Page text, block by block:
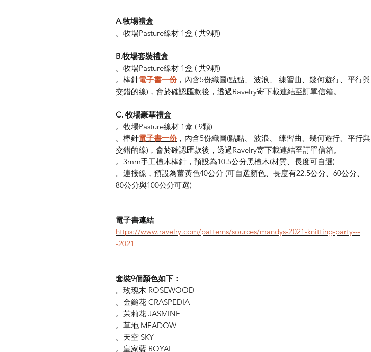
A.牧場禮盒
。牧場Pasture線材 1盒 ( 共9顆)
B.牧場套裝禮盒
。牧場Pasture線材 1盒 ( 共9顆)
。棒針電子書一份，內含5份織圖(點點、 波浪、 練習曲、幾何遊行、平行與
交錯的線)，會於確認匯款後，透過Ravelry寄下載連結至訂單信箱。
C. 牧場豪華禮盒
。牧場Pasture線材 1盒 ( 9顆)
。棒針電子書一份，內含5份織圖(點點、 波浪、 練習曲、幾何遊行、平行與
交錯的線)，會於確認匯款後，透過Ravelry寄下載連結至訂單信箱。
。3mm手工檀木棒針，預設為10.5公分黑檀木(材質、長度可自選)
。連接線，預設為薑黃色40公分 (可自選顏色、長度有22.5公分、60公分、
80公分與100公分可選)
電子書連結
https://www.ravelry.com/patterns/sources/mandys-2021-knitting-party---
-2021
套裝9個顏色如下：
。玫瑰木 ROSEWOOD
。金鎚花 CRASPEDIA
。茉莉花 JASMINE
。草地 MEADOW
。天空 SKY
。皇家藍 ROYAL